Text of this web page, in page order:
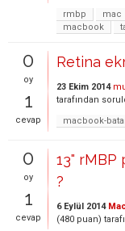
rmbp
mac
macbook
0
oy
1
cevap
Retina
23 Ekim 2014
tarafından
macbook-
0
oy
1
cevap
13" rMBP
?
6 Eylül 2014
(480 puan)